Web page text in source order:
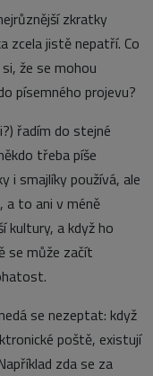
zkratky
zcela jistě nepatří. Co
že se mohou
písemného projevu?
řadím do stejné
třeba píše
i smajlíky používá, ale
a to ani v méně
kultury, a když ho
se může začít
se nezeptat: když
poště, existují
zda se za